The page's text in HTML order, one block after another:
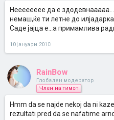
Нееееееее да е
немаш,ќе ти летне до
Саде јајца е...а примамлива
10 јануари 2010
RainBow
Глобален модератор
Член на тимот
Hmm da se najde nekoj da ni
rezultati pred da se nafatime